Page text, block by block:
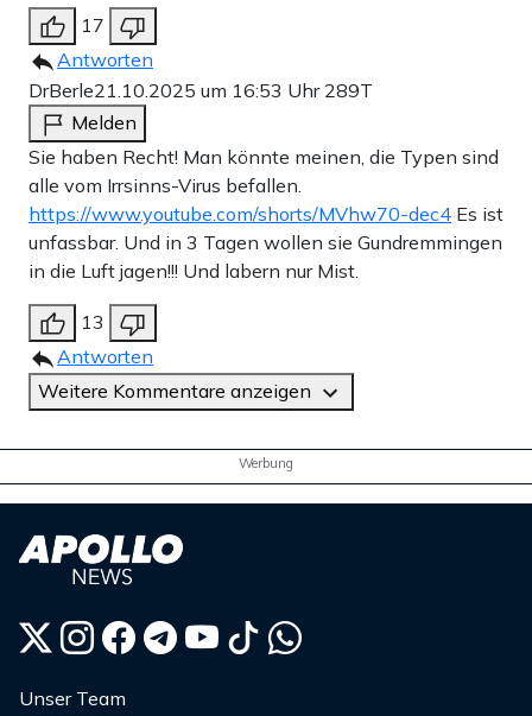
17
Antworten
DrBerle21.10.2025 um 16:53 Uhr 289T
Melden
Sie haben Recht! Man könnte meinen, die Typen sind
alle vom Irrsinns-Virus befallen.
https://www.youtube.com/shorts/MVhw70-dec4 Es ist
unfassbar. Und in 3 Tagen wollen sie Gundremmingen
in die Luft jagen!!! Und labern nur Mist.
13
Antworten
Weitere Kommentare anzeigen
Werbung
Unser Team